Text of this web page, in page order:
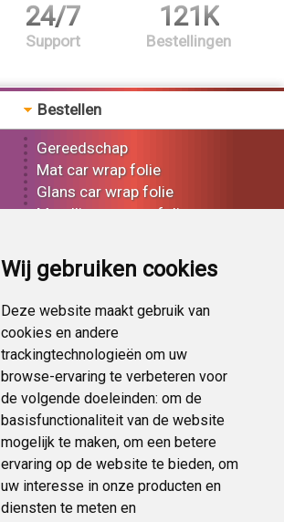
Wij gebruiken cookies
Deze website maakt gebruik van
cookies en andere
trackingtechnologieën om uw
browse-ervaring te verbeteren voor
de volgende doeleinden: om de
basisfunctionaliteit van de website
mogelijk te maken, om een betere
ervaring op de website te bieden, om
uw interesse in onze producten en
diensten te meten en
24/7
Support
121K
Bestellingen
Bestellen
Gereedschap
Mat car wrap folie
Glans car wrap folie
Metallic car wrap folie
Effect car wrap folie
Bedrukt car wrap folie
Carbon car wrap folie
Tint folie
Functionele folie
Car wrap folie korting
Op bestelling
Pagina delen